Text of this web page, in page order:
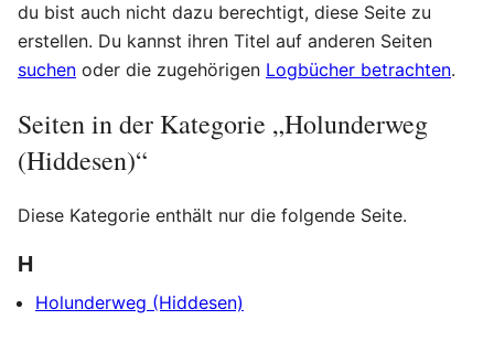
du bist auch nicht dazu berechtigt, diese Seite zu
erstellen. Du kannst ihren Titel auf anderen Seiten
suchen oder die zugehörigen Logbücher betrachten.
Seiten in der Kategorie „Holunderweg
(Hiddesen)“
Diese Kategorie enthält nur die folgende Seite.
H
Holunderweg (Hiddesen)